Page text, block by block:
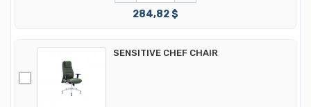
284,82 $
SENSITIVE CHEF CHAIR